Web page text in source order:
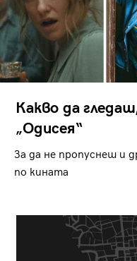
Какво да
„Одисея“
За да не пропуснеш и
по кината